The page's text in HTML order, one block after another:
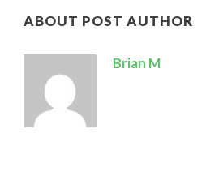
ABOUT POST AUTHOR
Brian M